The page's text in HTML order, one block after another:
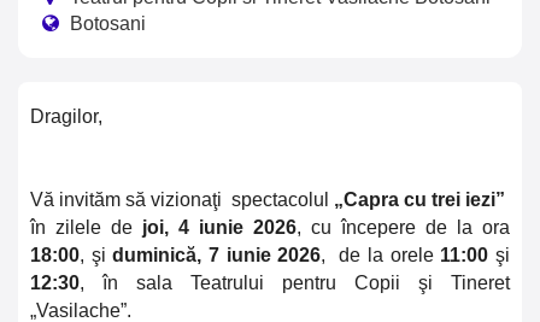
Dragilor,
Vă invităm să vizionaţi spectacolul „Capra cu trei iezi”
în zilele de joi, 4 iunie 2026, cu începere de la ora
18:00, şiduminică, 7 iunie 2026, de la orele 11:00şi
12:30, în sala Teatrului pentru Copii şi Tineret
„Vasilache”.
Botosani